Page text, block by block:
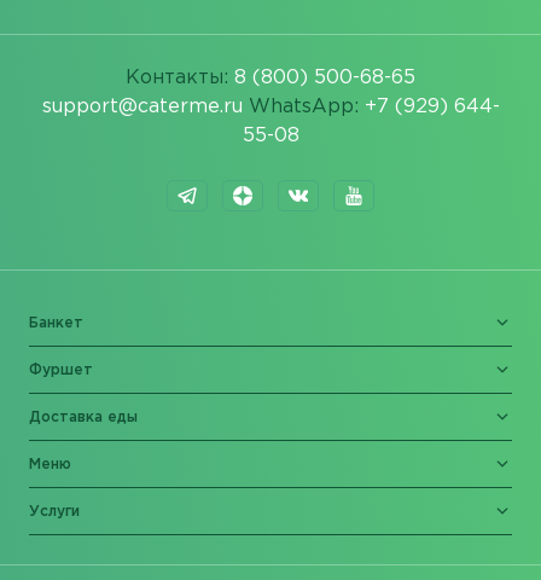
Контакты: 8 (800) 500-68-65
support@caterme.ru WhatsApp: +7 (929) 644-
55-08
Банкет
Фуршет
Доставка еды
Меню
Услуги